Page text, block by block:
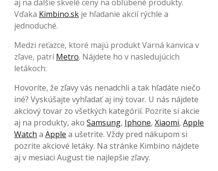
aj na ďalšie skvelé ceny na obľúbené produkty.
Vďaka Kimbino.sk je hľadanie akcií rýchle a
jednoduché.
Medzi reťazce, ktoré majú produkt Varná kanvica v
zľave, patríMetro. Nájdete ho v nasledujúcich
letákoch:
Hovoríte, že zľavy vás nenadchli a tak hľadáte niečo
iné? Vyskúšajte vyhľadať aj iný tovar. U nás nájdete
akciový tovar zo všetkých kategórií. Pozrite si akcie
aj na produkty, ako Samsung, Iphone, Xiaomi, Apple
Watch a Apple a ušetrite. Vždy pred nákupom si
pozrite akciové letáky. Na stránke Kimbino nájdete
aj v mesiaci August tie najlepšie zľavy.